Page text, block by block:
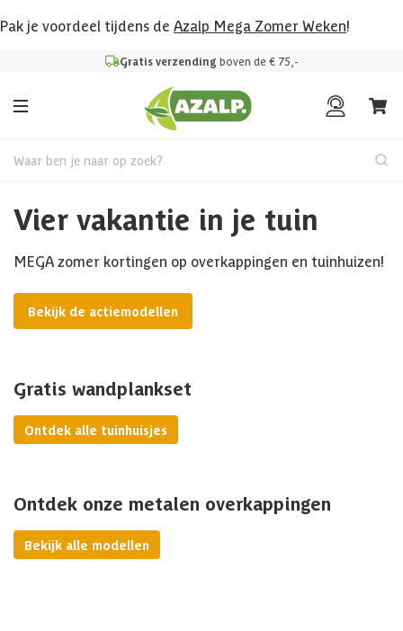
Pak je voordeel tijdens de Azalp Mega Zomer Weken!
Gratis verzending boven de € 75,-
Waar ben je naar op zoek?
Vier vakantie in je tuin
MEGA zomer kortingen op overkappingen en tuinhuizen!
Bekijk de actiemodellen
Gratis wandplankset
Ontdek alle tuinhuisjes
Ontdek onze metalen overkappingen
Bekijk alle modellen